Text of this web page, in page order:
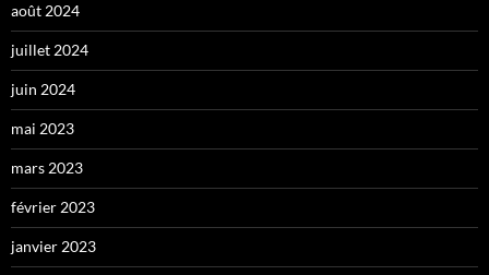
août 2024
juillet 2024
juin 2024
mai 2023
mars 2023
février 2023
janvier 2023